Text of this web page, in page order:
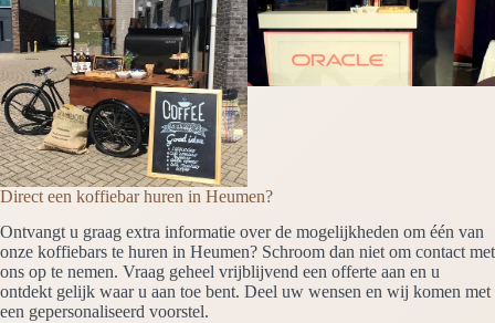
Direct een koffiebar huren in Heumen?
Ontvangt u graag extra informatie over de mogelijkheden om één van
onze koffiebars te huren in Heumen? Schroom dan niet om contact met
ons op te nemen. Vraag geheel vrijblijvend een offerte aan en u
ontdekt gelijk waar u aan toe bent. Deel uw wensen en wij komen met
een gepersonaliseerd voorstel.